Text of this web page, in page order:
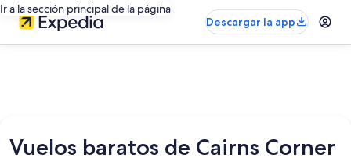
Ir a la sección principal de la página
Descargar la app
Vuelos baratos de Cairns Corner